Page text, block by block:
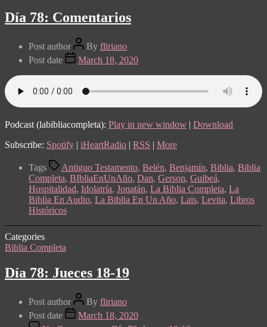
Día 78: Comentarios
Post author By fliriano
Post date
March 18, 2020
Podcast (labibliacompleta): Play in new window | Download
Subscribe: Spotify | iHeartRadio | RSS | More
Tags Antiguo Testamento, Belén, Benjamín, Biblia, Biblia
Completa, BIbliaEnUnAño, Dan, Gerson, Guibeá,
Hospitalidad, Idolatría, Jonatán, La Biblia Completa, La
Biblia En Audio, La Biblia En Un Año, Lais, Levita, Libros
Históricos
Categories
Biblia Completa
Día 78: Jueces 18-19
Post author By fliriano
Post date
March 18, 2020